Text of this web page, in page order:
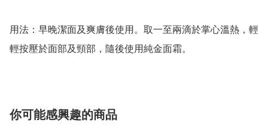
用法：早晚潔面及爽膚後使用。取一至兩滴於掌心溫熱，輕
輕按壓於面部及頸部，隨後使用純金面霜。
你可能感興趣的商品